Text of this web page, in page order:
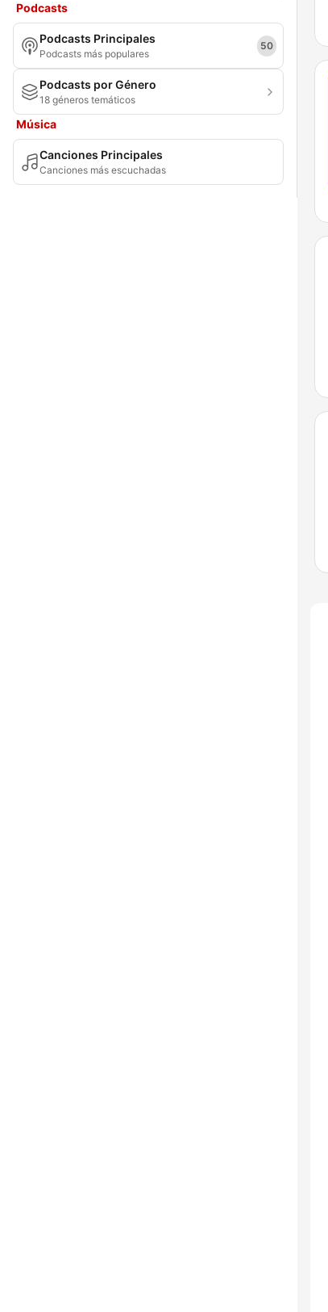
Podcasts
Podcasts Principales
Podcasts más populares
50
Podcasts por Género
18 géneros temáticos
Música
Canciones Principales
Canciones más escuchadas